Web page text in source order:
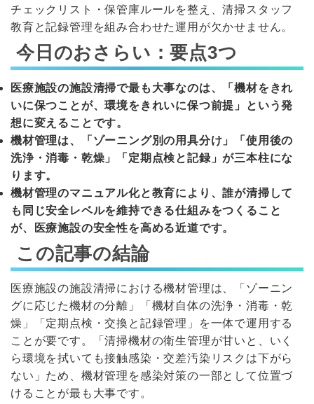
チェックリスト・保管庫ルールを整え、清掃スタッフ
教育と記録管理を組み合わせた運用が欠かせません。
今日のおさらい：要点3つ
医療施設の施設清掃で最も大事なのは、「機材をきれ
いに保つことが、環境をきれいに保つ前提」という発
想に変えることです。
機材管理は、「ゾーニング別の用具分け」「使用後の
洗浄・消毒・乾燥」「定期点検と記録」が三本柱にな
ります。
機材管理のマニュアル化と教育により、誰が清掃して
も同じ安全レベルを維持できる仕組みをつくること
が、医療施設の安全性を高める近道です。
この記事の結論
医療施設の施設清掃における機材管理は、「ゾーニン
グに応じた機材の分離」「機材自体の洗浄・消毒・乾
燥」「定期点検・交換と記録管理」を一体で運用する
ことが要です。「清掃機材の衛生管理が甘いと、いく
ら環境を拭いても接触感染・交差汚染リスクは下がら
ない」ため、機材管理を感染対策の一部として位置づ
けることが最も大事です。